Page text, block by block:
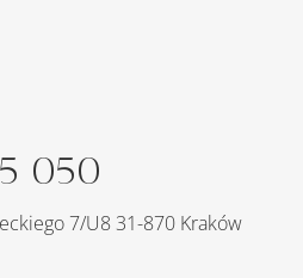
050
7/U8 31-870 Kraków